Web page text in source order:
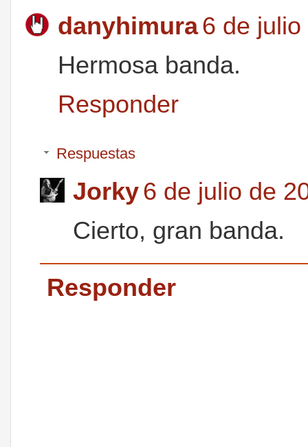
danyhimura6 de
Hermosa banda.
Responder
Respuestas
Jorky6 de julio de
Cierto, gran banda.
Responder